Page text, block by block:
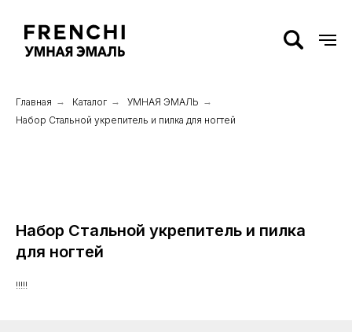
Главная → Каталог → УМНАЯ ЭМАЛЬ →
Набор Стальной укрепитель и пилка для ногтей
Набор Стальной укрепитель и пилка
для ногтей
!!!!!